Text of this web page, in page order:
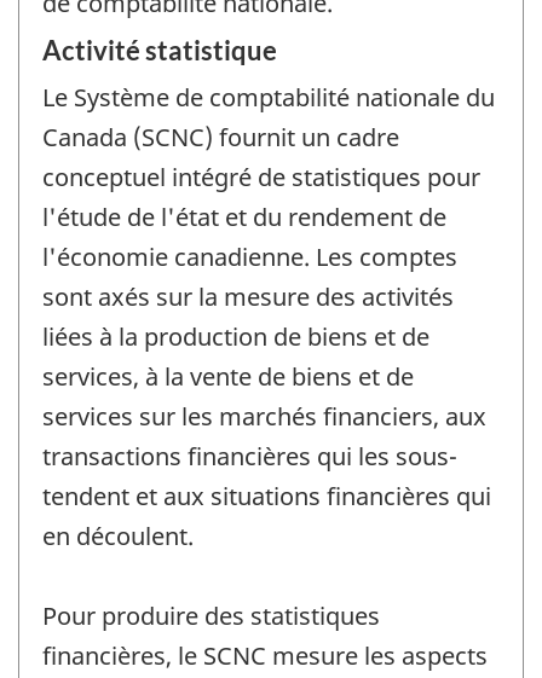
Activité statistique
Le Système de comptabilité nationale du
Canada (SCNC) fournit un cadre
conceptuel intégré de statistiques pour
l'étude de l'état et du rendement de
l'économie canadienne. Les comptes
sont axés sur la mesure des activités
liées à la production de biens et de
services, à la vente de biens et de
services sur les marchés financiers, aux
transactions financières qui les sous-
tendent et aux situations financières qui
en découlent.
Pour produire des statistiques
financières, le SCNC mesure les aspects